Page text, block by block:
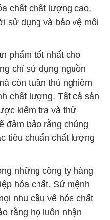
chất chất lượng cao,
sử dụng và bảo vệ môi
phẩm tốt nhất cho
chỉ sử dụng nguồn
còn tuân thủ nghiêm
chất lượng. Tất cả sản
kiểm tra và thử
đảm bảo rằng chúng
tiêu chuẩn chất lượng
những công ty hàng
hóa chất. Sứ mệnh
nhu cầu về hóa chất
rằng họ luôn nhận